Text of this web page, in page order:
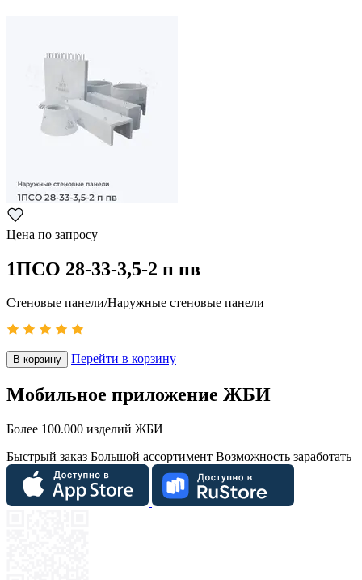
Цена по запросу
1ПСО 28-33-3,5-2 п пв
Стеновые панели/Наружные стеновые панели
В корзину Перейти в корзину
Мобильное приложение ЖБИ
Более 100.000 изделий ЖБИ
Быстрый заказ Большой ассортимент Возможность заработать